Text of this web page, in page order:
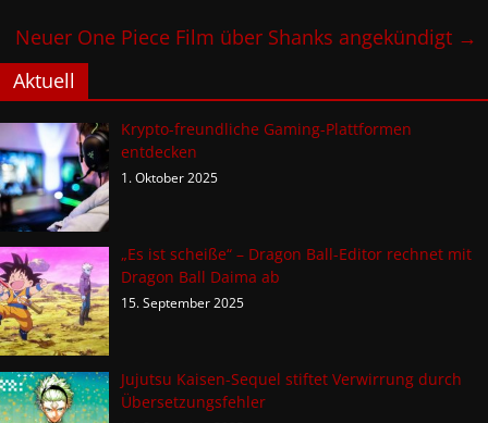
Neuer One Piece Film über Shanks angekündigt →
Aktuell
Krypto-freundliche Gaming-Plattformen
entdecken
1. Oktober 2025
„Es ist scheiße“ – Dragon Ball-Editor rechnet mit
Dragon Ball Daima ab
15. September 2025
Jujutsu Kaisen-Sequel stiftet Verwirrung durch
Übersetzungsfehler